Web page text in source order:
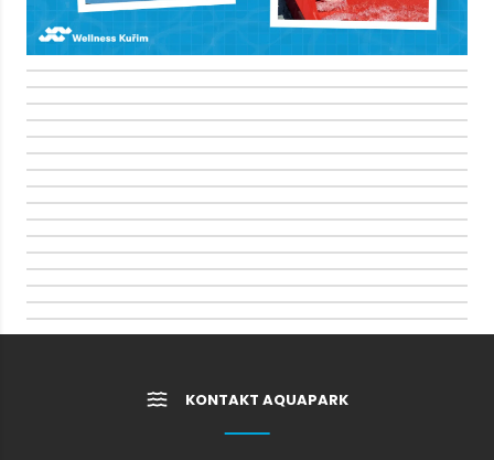
KONTAKT AQUAPARK